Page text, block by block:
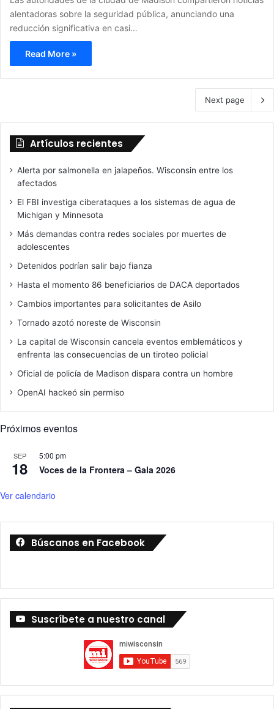
alentadoras sobre la seguridad pública, anunciando una
reducción significativa en casi…
Read More »
Next page
Artículos recientes
Alerta por salmonella en jalapeños. Wisconsin entre los
afectados
El FBI investiga ciberataques a los sistemas de agua de
Michigan y Minnesota
Más demandas contra redes sociales por muertes de
adolescentes
Detenidos podrían salir bajo fianza
Hasta el momento 86 beneficiarios de DACA deportados
Cambios importantes para solicitantes de Asilo
Tornado azotó noreste de Wisconsin
La capital de Wisconsin cancela eventos emblemáticos y
enfrenta las consecuencias de un tiroteo policial
Oficial de policía de Madison dispara contra un hombre
OpenAI hackeó sin permiso
Próximos eventos
SEP
18
5:00 pm
Voces de la Frontera – Gala 2026
Ver calendario
Búscanos en Facebook
Suscríbete a nuestro canal